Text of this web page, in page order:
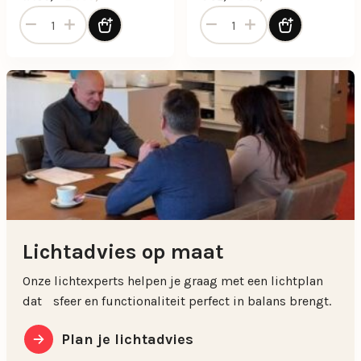
Hanglamp Dodeca 65 zwart aantalHanglamp Elara 60cm
Lichtadvies op maat
Onze lichtexperts helpen je graag met een lichtplan
dat sfeer en functionaliteit perfect in balans brengt.
Plan je lichtadvies